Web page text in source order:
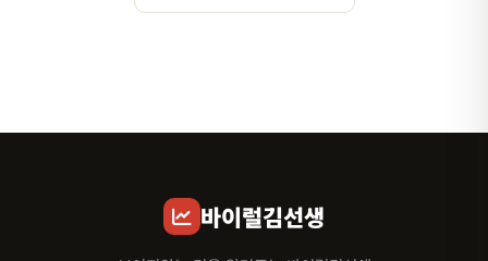
바이럴김선생